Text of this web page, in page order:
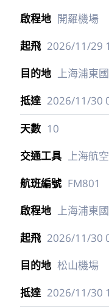
開羅機場
2026/11/29
上海浦東
2026/11/30
10
上海航空
FM801
上海浦東
2026/11/30
松山機場
2026/11/30